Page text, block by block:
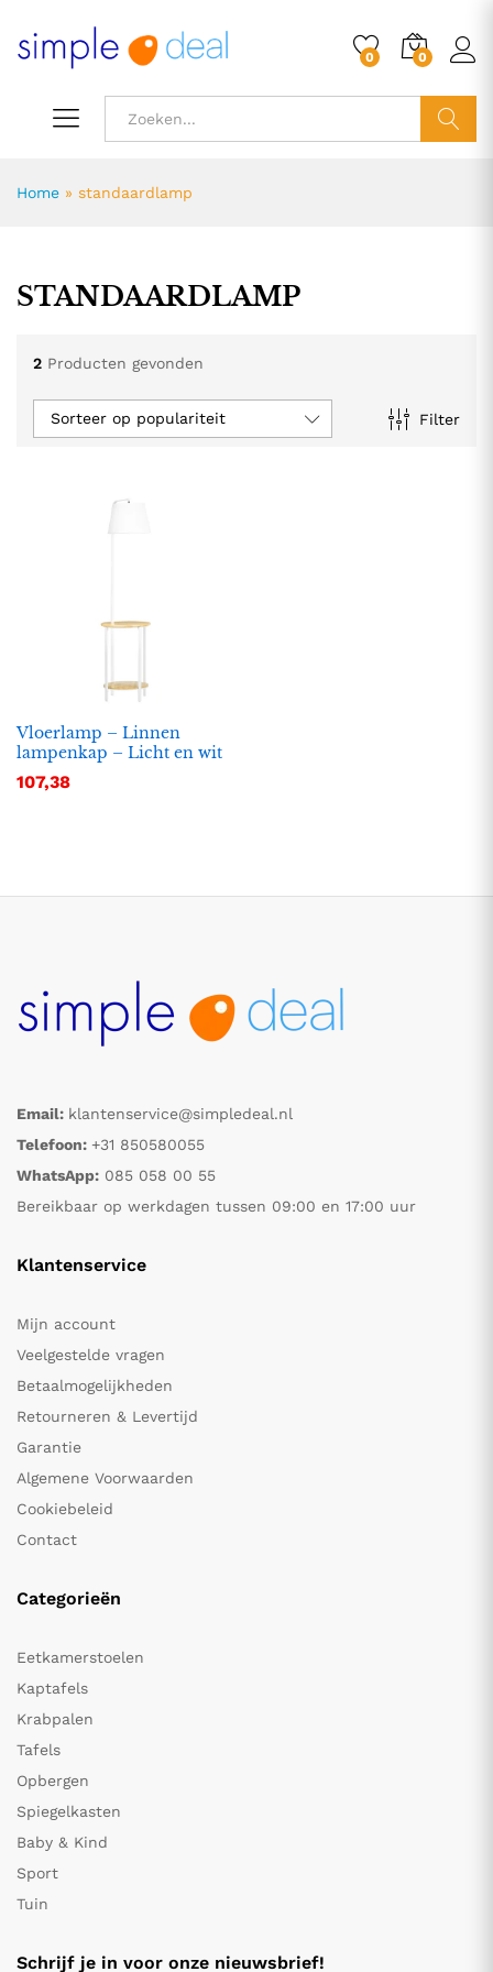
0 0
Home » standaardlamp
STANDAARDLAMP
2 Producten gevonden
Filter
Sorteer op populariteit
Vloerlamp – Linnen
lampenkap – Licht en wit
107,38
Email: klantenservice@simpledeal.nl
Telefoon: +31 850580055
WhatsApp: 085 058 00 55
Bereikbaar op werkdagen tussen 09:00 en 17:00 uur
Klantenservice
Mijn account
Veelgestelde vragen
Betaalmogelijkheden
Retourneren & Levertijd
Garantie
Algemene Voorwaarden
Cookiebeleid
Contact
Categorieën
Eetkamerstoelen
Kaptafels
Krabpalen
Tafels
Opbergen
Spiegelkasten
Baby & Kind
Sport
Tuin
Schrijf je in voor onze nieuwsbrief!